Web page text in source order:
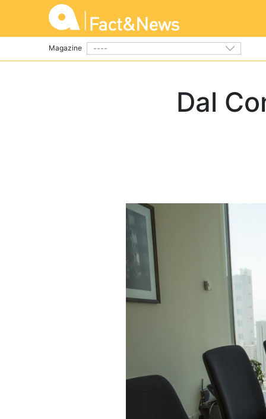
Magazine ----
Dal